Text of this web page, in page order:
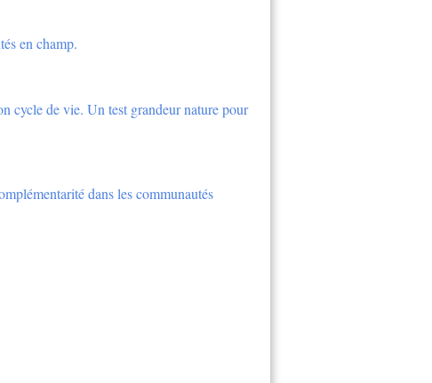
en champ.
cycle de vie. Un test grandeur nature pour
dans les communautés